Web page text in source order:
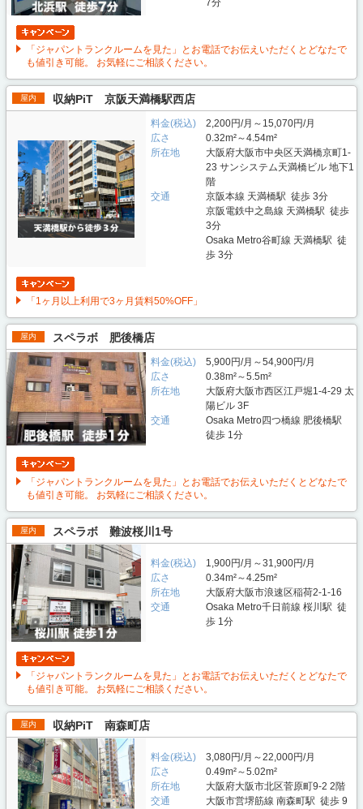
「ジャパントランクルームを見た」とお電話でお伝えいただくとどなたで
も値引き可能。 お気軽にご相談ください。
屋内 収納PiT 京阪天満橋駅西店
料金(税込)
2,200円/月～15,070円/月
広さ
0.32m²～4.54m²
所在地
大阪府大阪市中央区天満橋京町1-
23 サンシステム天満橋ビル 地下1
階
交通
京阪本線 天満橋駅 徒歩 3分
京阪電鉄中之島線 天満橋駅 徒歩
3分
Osaka Metro谷町線 天満橋駅 徒
歩 3分
「1ヶ月以上利用で3ヶ月賃料50%OFF」
屋内 スペラボ 肥後橋店
料金(税込)
5,900円/月～54,900円/月
広さ
0.38m²～5.5m²
所在地
大阪府大阪市西区江戸堀1-4-29 太
陽ビル 3F
交通
Osaka Metro四つ橋線 肥後橋駅
徒歩 1分
「ジャパントランクルームを見た」とお電話でお伝えいただくとどなたで
も値引き可能。 お気軽にご相談ください。
屋内 スペラボ 難波桜川1号
料金(税込)
1,900円/月～31,900円/月
広さ
0.34m²～4.25m²
所在地
大阪府大阪市浪速区稲荷2-1-16
交通
Osaka Metro千日前線 桜川駅 徒
歩 1分
「ジャパントランクルームを見た」とお電話でお伝えいただくとどなたで
も値引き可能。 お気軽にご相談ください。
屋内 収納PiT 南森町店
料金(税込)
3,080円/月～22,000円/月
広さ
0.49m²～5.02m²
所在地
大阪府大阪市北区菅原町9-2 2階
交通
大阪市営堺筋線 南森町駅 徒歩 9